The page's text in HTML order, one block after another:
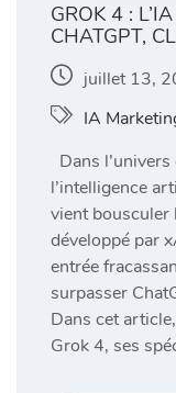
GROK 4 :
CHATGPT,
juillet 13,
IA
Dans
l’intelligence
vient bousculer
développé par
entrée
surpasser
Dans cet
Grok 4, ses